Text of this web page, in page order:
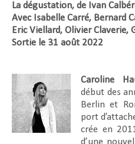
La dégustation, de Ivan
Avec Isabelle Carré, Bernard
Eric Viellard, Olivier Claverie,
Sortie le 31 août 2022
Caroline
début des
Berlin et
port
crée en